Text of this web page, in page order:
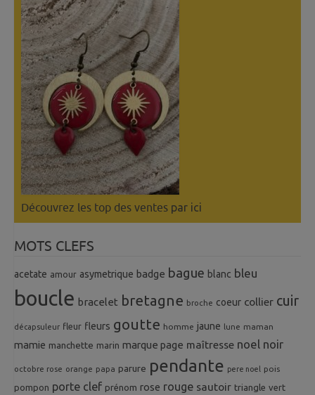
Découvrez les top des ventes par ici
MOTS CLEFS
acetate amour asymetrique badge bague blanc bleu
boucle bracelet bretagne broche coeur collier cuir
décapsuleur fleur fleurs goutte homme jaune lune maman
mamie manchette marin marque page maîtresse noel noir
octobre rose orange papa parure pendante pere noel pois
pompon porte clef prénom rose rouge sautoir triangle vert